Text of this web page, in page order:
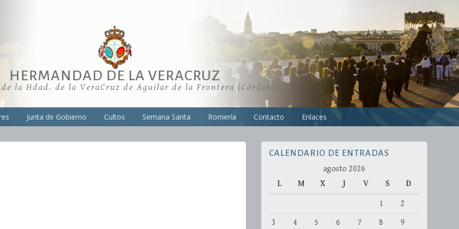
HERMANDAD DE LA VERACRUZ
la Hdad. de la VeraCruz de Aguilar de la Frontera (Córdoba)
Junta de Gobierno Cultos Semana Santa Romería Contacto Enlaces
CALENDARIO DE ENTRADAS
agosto 2026
L
M X J V S D
1
2
3
4 5 6 7 8
9